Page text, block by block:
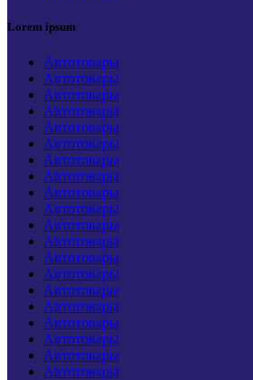
Lorem ipsum
Автотовары
Автотовары
Автотовары
Автотовары
Автотовары
Автотовары
Автотовары
Автотовары
Автотовары
Автотовары
Автотовары
Автотовары
Автотовары
Автотовары
Автотовары
Автотовары
Автотовары
Автотовары
Автотовары
Автотовары